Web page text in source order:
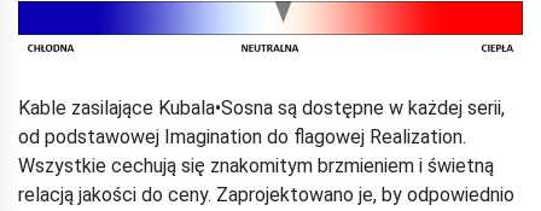
Kable zasilające Kubala•Sosna są dostępne w każdej serii,
od podstawowej Imagination do flagowej Realization.
Wszystkie cechują się znakomitym brzmieniem i świetną
relacją jakości do ceny. Zaprojektowano je, by odpowiednio